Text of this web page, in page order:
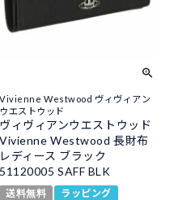
Vivienne Westwood ヴィヴィアン
ウエストウッド
ヴィヴィアンウエストウッド
Vivienne Westwood 長財布
レディース ブラック
51120005 SAFF BLK
送料無料
ラッピング